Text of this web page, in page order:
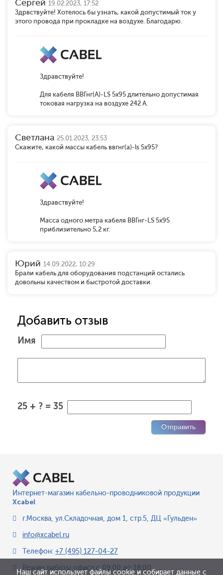
Сергей 19.02.2023, 17:52
Здрвствуйте! Хотелось бы узнать, какой допустимый ток у
этого провода при прокладке на воздухе. Благодарю.
Здравствуйте!
Для кабеля ВВГнг(А)-LS 5x95 длительно допустимая
токовая нагрузка на воздухе 242 А.
Светлана 25.01.2023, 23:53
Скажите, какой массы кабель ввгнг(а)-ls 5x95?
Здравствуйте!
Масса одного метра кабеля ВВГнг-LS 5х95
приблизительно 5,2 кг.
Юрий 14.09.2022, 10:29
Брали кабель для оборудования подстанций остались
довольны качеством и быстротой доставки.
Добавить отзыв
Имя
25 + ? = 35
Интернет-магазин кабельно-проводниковой продукции
Xcabel
г.Москва, ул.Складочная, дом 1, стр.5, ДЦ «Гульден»
info@xcabel.ru
Телефон: +7 (495) 127-04-27
Режим работы офиса с 09:00 до 18:00
Наш сайт использует файлы cookie и собирает данные с